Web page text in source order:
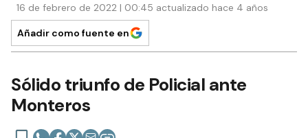
16 de febrero de 2022 | 00:45 actualizado hace 4 años
Añadir como fuente en
Sólido triunfo de Policial ante
Monteros